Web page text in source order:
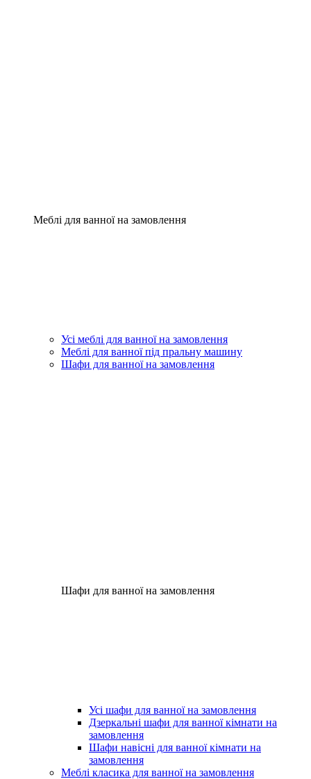
Меблі для ванної на замовлення
Усі меблі для ванної на замовлення
Меблі для ванної під пральну машину
Шафи для ванної на замовлення
Шафи для ванної на замовлення
Усі шафи для ванної на замовлення
Дзеркальні шафи для ванної кімнати на
замовлення
Шафи навісні для ванної кімнати на
замовлення
Меблі класика для ванної на замовлення